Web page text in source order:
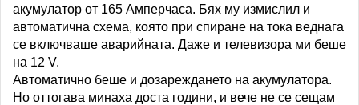
акумулатор от 165 Амперчаса. Бях му измислил и
автоматична схема, която при спиране на тока веднага
се включваше аварийната. Даже и телевизора ми беше
на 12 V.
Автоматично беше и дозареждането на акумулатора.
Но оттогава минаха доста години, и вече не се сещам